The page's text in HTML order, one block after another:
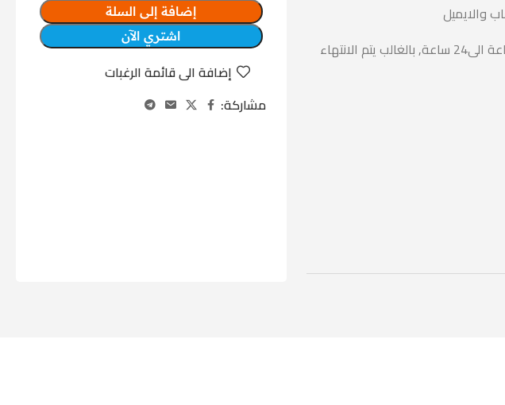
والايميل
مدة تنفيذ الطلب وتسليم تتم خلال 0 ساعة الى24 ساعة, بالغالب يتم الانتهاء
إضافة إلى السلة
اشتري الآن
إضافة الى قائمة الرغبات
مشاركة: